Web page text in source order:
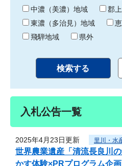
中濃（美濃）地域
郡
東濃（多治見）地域
飛騨地域
県外
入札公告一覧
2025年4月23日更新 里川・水
世界農業遺産「清流長良川
かす体験×PRプログラム企